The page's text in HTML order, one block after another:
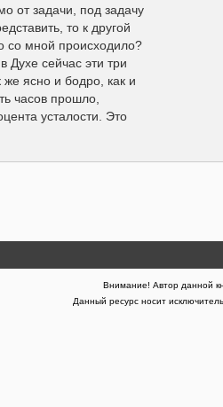
от задачи, под задачу
то к другой
со мной происходило?
Духе сейчас эти три
же ясно и бодро, как и
часов прошло,
усталости. Это
Внимание! Автор данной
Данный ресурс носит